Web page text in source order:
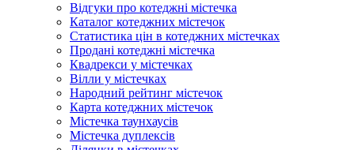
Відгуки про котеджні містечка
Каталог котеджних містечок
Статистика цін в котеджних містечках
Продані котеджні містечка
Квадрекси у містечках
Вілли у містечках
Народний рейтинг містечок
Карта котеджних містечок
Містечка таунхаусів
Містечка дуплексів